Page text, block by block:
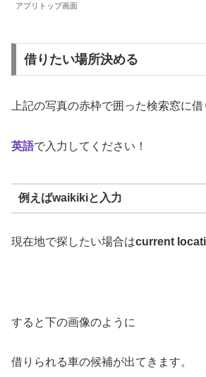
アプリトップ画面
借りたい場所決める
上記の写真の赤枠で囲った検索窓に
英語で入力してください！
例えばwaikikiと入力
現在地で探したい場合はcurrent
すると下の画像のように
借りられる車の候補が出てきます。